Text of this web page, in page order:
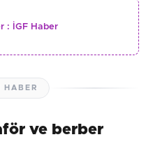
: İGF Haber
HABER
ve berber